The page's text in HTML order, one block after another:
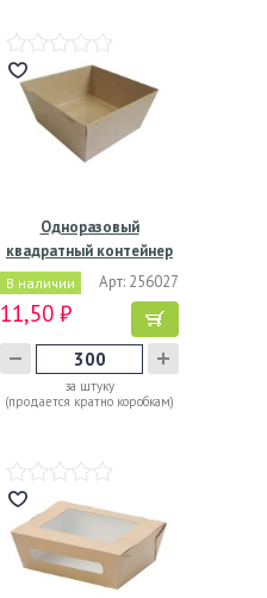
Одноразовый
квадратный контейнер
из картона,…
В наличии Арт: 256027
11,50 ₽
за штуку
(продается кратно коробкам)